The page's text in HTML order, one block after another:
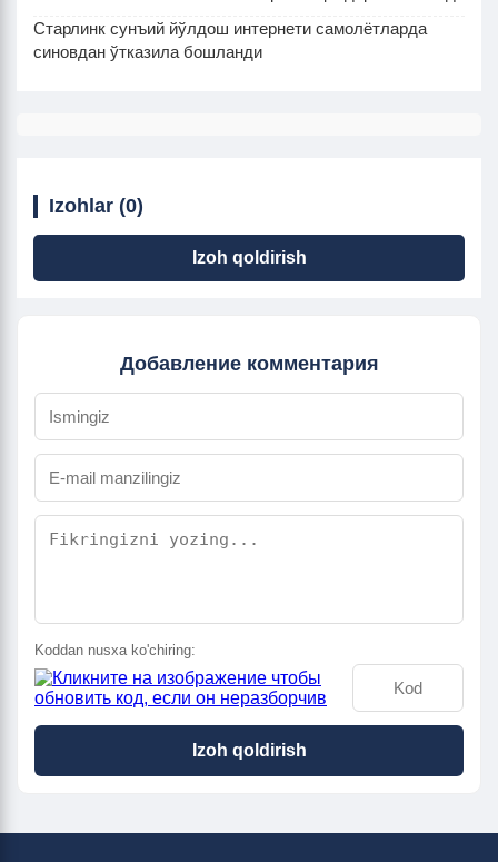
Старлинк сунъий йўлдош интернети самолётларда
синовдан ўтказила бошланди
Izohlar (0)
Izoh qoldirish
Добавление комментария
Koddan nusxa ko'chiring:
Izoh qoldirish